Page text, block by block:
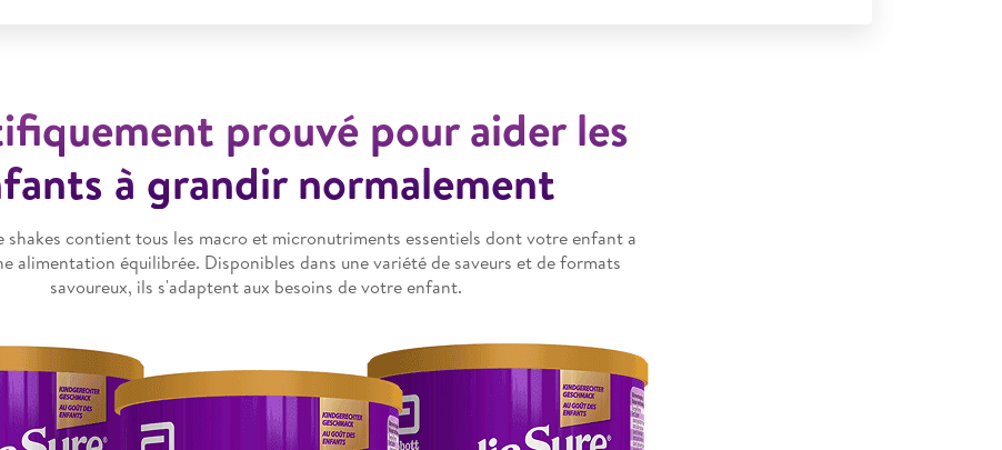
prouvé pour aider les
à grandir normalement
shakes contient tous les macro et micronutriments essentiels dont votre enfant a
alimentation équilibrée. Disponibles dans une variété de saveurs et de formats
savoureux, ils s'adaptent aux besoins de votre enfant.